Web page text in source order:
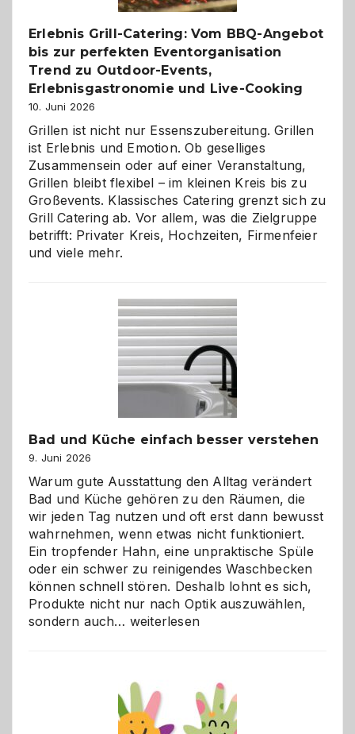
entdecken
Erlebnis Grill-Catering: Vom BBQ-Angebot
bis zur perfekten Eventorganisation
Trend zu Outdoor-Events,
Erlebnisgastronomie und Live-Cooking
10. Juni 2026
Grillen ist nicht nur Essenszubereitung. Grillen
ist Erlebnis und Emotion. Ob geselliges
Zusammensein oder auf einer Veranstaltung,
Grillen bleibt flexibel – im kleinen Kreis bis zu
Großevents. Klassisches Catering grenzt sich zu
Grill Catering ab. Vor allem, was die Zielgruppe
betrifft: Privater Kreis, Hochzeiten, Firmenfeier
und viele mehr.
Bad und Küche einfach besser verstehen
9. Juni 2026
Warum gute Ausstattung den Alltag verändert
Bad und Küche gehören zu den Räumen, die
wir jeden Tag nutzen und oft erst dann bewusst
wahrnehmen, wenn etwas nicht funktioniert.
Ein tropfender Hahn, eine unpraktische Spüle
oder ein schwer zu reinigendes Waschbecken
können schnell stören. Deshalb lohnt es sich,
Produkte nicht nur nach Optik auszuwählen,
sondern auch… Bad
besser
verstehen
weiterlesen